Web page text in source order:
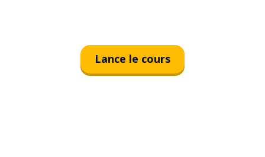
Lance le cours